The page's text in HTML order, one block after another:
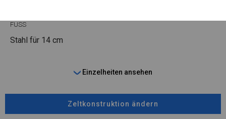
FUSS
Stahl für 14 cm
Einzelheiten ansehen
Zeltkonstruktion ändern